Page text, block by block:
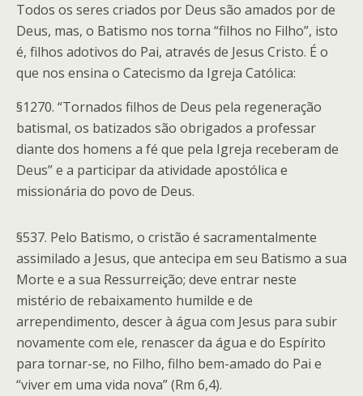
Todos os seres criados por Deus são amados por de
Deus, mas, o Batismo nos torna “filhos no Filho”, isto
é, filhos adotivos do Pai, através de Jesus Cristo. É o
que nos ensina o Catecismo da Igreja Católica:
§1270. “Tornados filhos de Deus pela regeneração
batismal, os batizados são obrigados a professar
diante dos homens a fé que pela Igreja receberam de
Deus” e a participar da atividade apostólica e
missionária do povo de Deus.
§537. Pelo Batismo, o cristão é sacramentalmente
assimilado a Jesus, que antecipa em seu Batismo a sua
Morte e a sua Ressurreição; deve entrar neste
mistério de rebaixamento humilde e de
arrependimento, descer à água com Jesus para subir
novamente com ele, renascer da água e do Espírito
para tornar-se, no Filho, filho bem-amado do Pai e
“viver em uma vida nova” (Rm 6,4).